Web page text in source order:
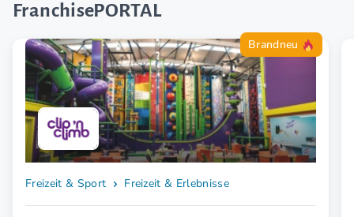
FranchisePORTAL
Brandneu
Freizeit & Sport Freizeit & Erlebnisse